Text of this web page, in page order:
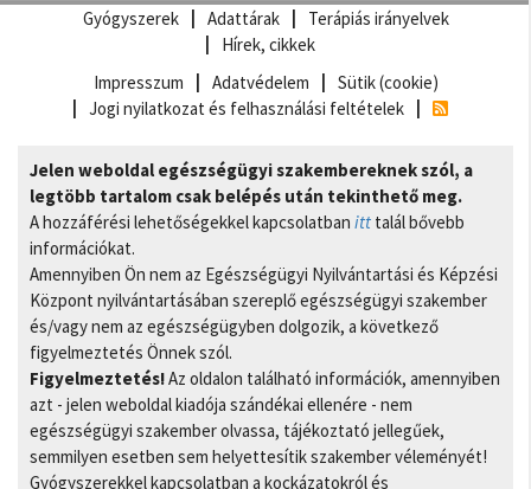
Gyógyszerek Adattárak
Terápiás irányelvek
Hírek, cikkek
Impresszum
Adatvédelem
Sütik (cookie)
Jogi nyilatkozat és felhasználási feltételek
Jelen weboldal egészségügyi szakembereknek szól, a
legtöbb tartalom csak belépés után tekinthető meg.
A hozzáférési lehetőségekkel kapcsolatban itt talál bővebb
információkat.
Amennyiben Ön nem az Egészségügyi Nyilvántartási és Képzési
Központ nyilvántartásában szereplő egészségügyi szakember
és/vagy nem az egészségügyben dolgozik, a következő
figyelmeztetés Önnek szól.
Figyelmeztetés!Az oldalon található információk, amennyiben
azt - jelen weboldal kiadója szándékai ellenére - nem
egészségügyi szakember olvassa, tájékoztató jellegűek,
semmilyen esetben sem helyettesítik szakember véleményét!
Gyógyszerekkel kapcsolatban a kockázatokról és